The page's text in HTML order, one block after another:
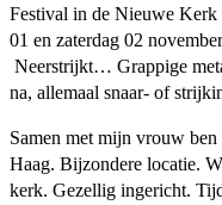
Festival in de Nieuwe
01 en zaterdag 02
Neerstrijkt… Grappige
na, allemaal snaar- of
Samen met mijn vrouw
Haag. Bijzondere locatie.
kerk. Gezellig ingericht.